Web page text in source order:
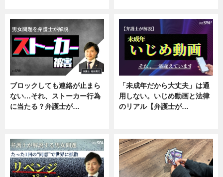
ブロックしても連絡が止まら
ない…それ、ストーカー行為
に当たる？弁護士が…
「未成年だから大丈夫」は通
用しない。いじめ動画と法律
のリアル【弁護士が…